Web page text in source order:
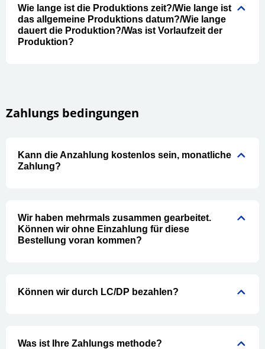
Wie lange ist die Produktions zeit?/Wie lange ist
das allgemeine Produktions datum?/Wie lange
dauert die Produktion?/Was ist Vorlaufzeit der
Produktion?
Zahlungs bedingungen
Kann die Anzahlung kostenlos sein, monatliche
Zahlung?
Wir haben mehrmals zusammen gearbeitet.
Können wir ohne Einzahlung für diese
Bestellung voran kommen?
Können wir durch LC/DP bezahlen?
Was ist Ihre Zahlungs methode?